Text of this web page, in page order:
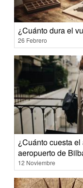
¿Cuánto dura el
26 Febrero
¿Cuánto cuesta
aeropuerto de
12 Noviembre